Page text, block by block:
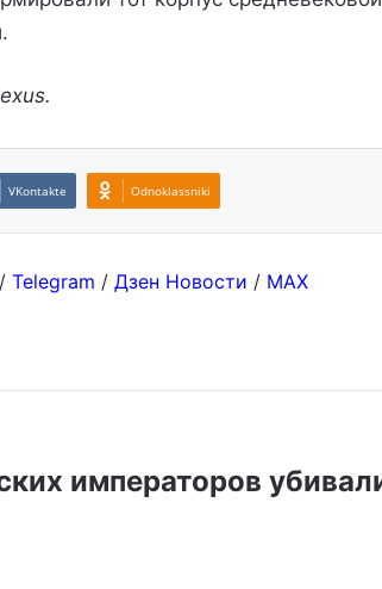
VKontakte Odnoklassniki
Telegram / Дзен Новости / MAX